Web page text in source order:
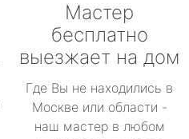
Мастер
бесплатно
выезжает на дом
Где Вы не находились в
Москве или области -
наш мастер в любом